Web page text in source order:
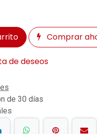
Comprar
de deseos
de 30 días